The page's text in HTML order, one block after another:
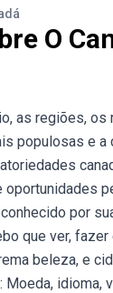
O
as regiões, os
populosas e
por
que ver,
beleza, e
Moeda,